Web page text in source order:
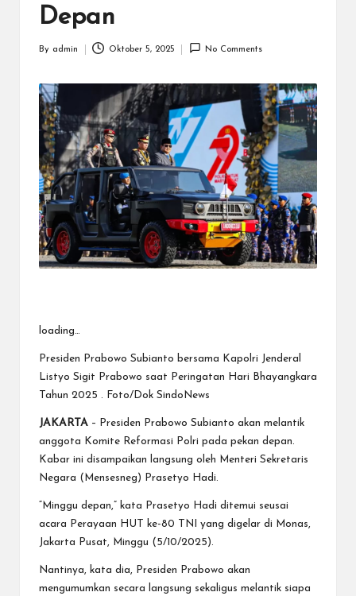
Depan
By admin Oktober 5, 2025 No Comments
loading…
Presiden Prabowo Subianto bersama Kapolri Jenderal
Listyo Sigit Prabowo saat Peringatan Hari Bhayangkara
Tahun 2025 . Foto/Dok SindoNews
JAKARTA – Presiden Prabowo Subianto akan melantik
anggota Komite Reformasi
Polri pada pekan depan.
Kabar ini disampaikan langsung oleh Menteri Sekretaris
Negara (Mensesneg) Prasetyo Hadi.
“Minggu depan,” kata Prasetyo Hadi ditemui seusai
acara Perayaan HUT ke-80 TNI yang digelar di Monas,
Jakarta Pusat, Minggu (5/10/2025).
Nantinya, kata dia, Presiden Prabowo akan
mengumumkan secara langsung sekaligus melantik siapa